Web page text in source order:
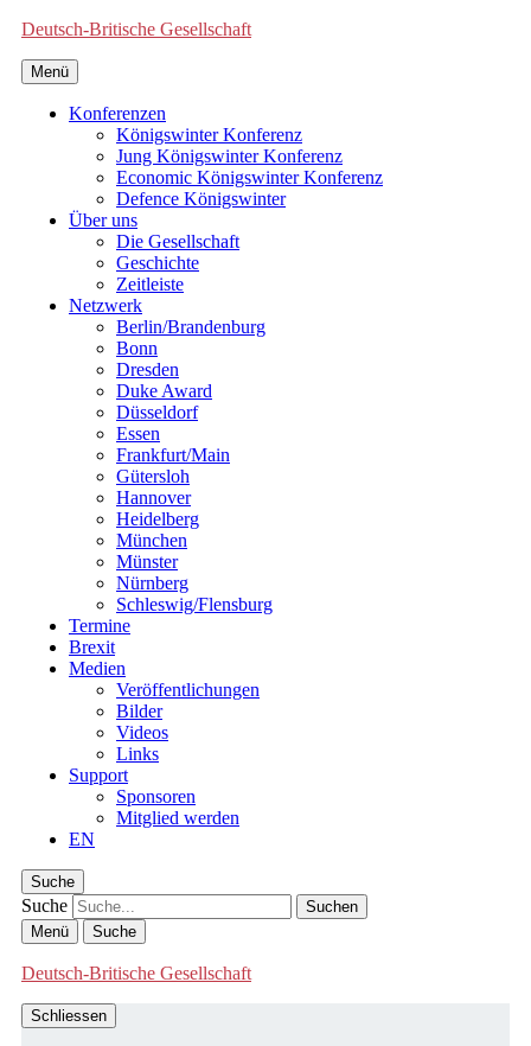
Deutsch-Britische Gesellschaft
Menü
Konferenzen
Königswinter Konferenz
Jung Königswinter Konferenz
Economic Königswinter Konferenz
Defence Königswinter
Über uns
Die Gesellschaft
Geschichte
Zeitleiste
Netzwerk
Berlin/Brandenburg
Bonn
Dresden
Duke Award
Düsseldorf
Essen
Frankfurt/Main
Gütersloh
Hannover
Heidelberg
München
Münster
Nürnberg
Schleswig/Flensburg
Termine
Brexit
Medien
Veröffentlichungen
Bilder
Videos
Links
Support
Sponsoren
Mitglied werden
EN
Suche
Suche
Menü Suche
Deutsch-Britische Gesellschaft
Schliessen